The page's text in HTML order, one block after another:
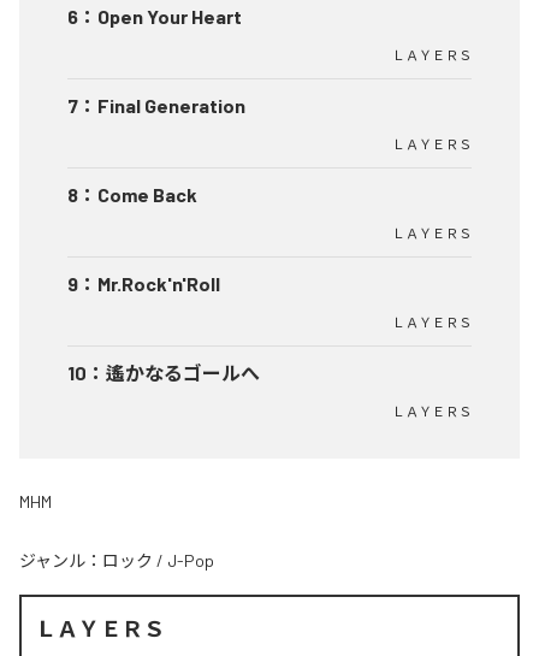
6 ： Open Your Heart
ＬＡＹＥＲＳ
7 ： Final Generation
ＬＡＹＥＲＳ
8 ： Come Back
ＬＡＹＥＲＳ
9 ： Mr.Rock'n'Roll
ＬＡＹＥＲＳ
10 ： 遙かなるゴールへ
ＬＡＹＥＲＳ
MHM
ジャンル： ロック / J-Pop
ＬＡＹＥＲＳ